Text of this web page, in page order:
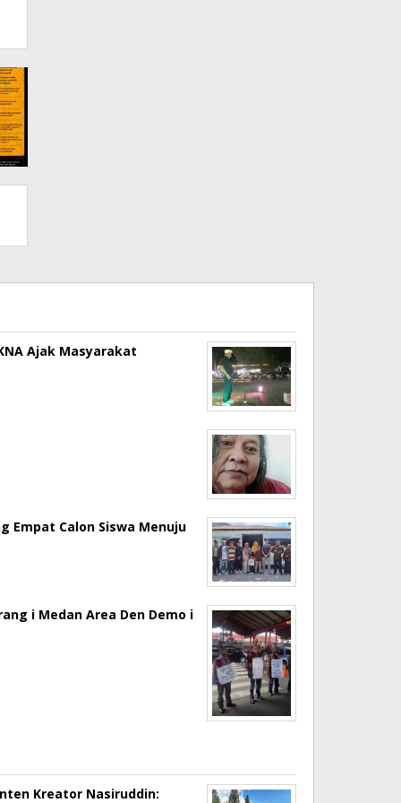
Ajak Masyarakat
Empat Calon Siswa Menuju
i Medan Area Den Demo i
Kreator Nasiruddin: